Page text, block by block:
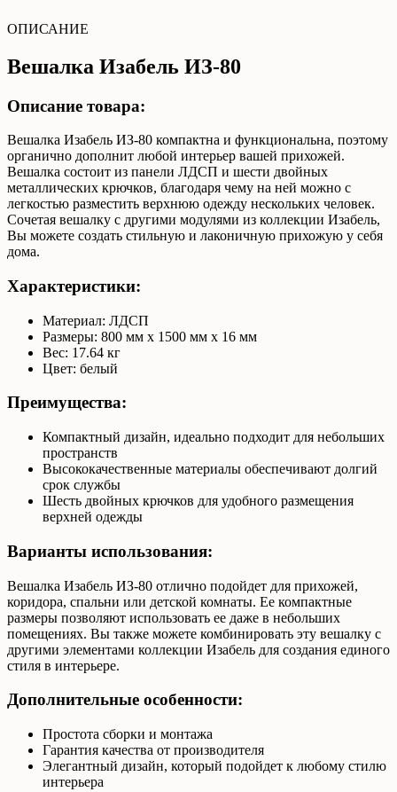
ОПИСАНИЕ
Вешалка Изабель ИЗ-80
Описание товара:
Вешалка Изабель ИЗ-80 компактна и функциональна, поэтому
органично дополнит любой интерьер вашей прихожей.
Вешалка состоит из панели ЛДСП и шести двойных
металлических крючков, благодаря чему на ней можно с
легкостью разместить верхнюю одежду нескольких человек.
Сочетая вешалку с другими модулями из коллекции Изабель,
Вы можете создать стильную и лаконичную прихожую у себя
дома.
Характеристики:
Материал: ЛДСП
Размеры: 800 мм x 1500 мм x 16 мм
Вес: 17.64 кг
Цвет: белый
Преимущества:
Компактный дизайн, идеально подходит для небольших
пространств
Высококачественные материалы обеспечивают долгий
срок службы
Шесть двойных крючков для удобного размещения
верхней одежды
Варианты использования:
Вешалка Изабель ИЗ-80 отлично подойдет для прихожей,
коридора, спальни или детской комнаты. Ее компактные
размеры позволяют использовать ее даже в небольших
помещениях. Вы также можете комбинировать эту вешалку с
другими элементами коллекции Изабель для создания единого
стиля в интерьере.
Дополнительные особенности:
Простота сборки и монтажа
Гарантия качества от производителя
Элегантный дизайн, который подойдет к любому стилю
интерьера